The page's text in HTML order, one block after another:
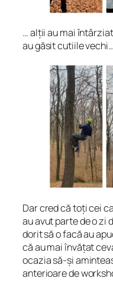
… alții au mai
au găsit cutiile vechi…
Dar cred că toți cei
au avut parte de o zi
dorit să o facă au
că au mai învățat
ocazia să-și
anterioare de